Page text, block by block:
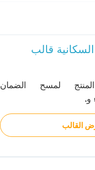
قالب
لمسح الضمان
و.
القالب